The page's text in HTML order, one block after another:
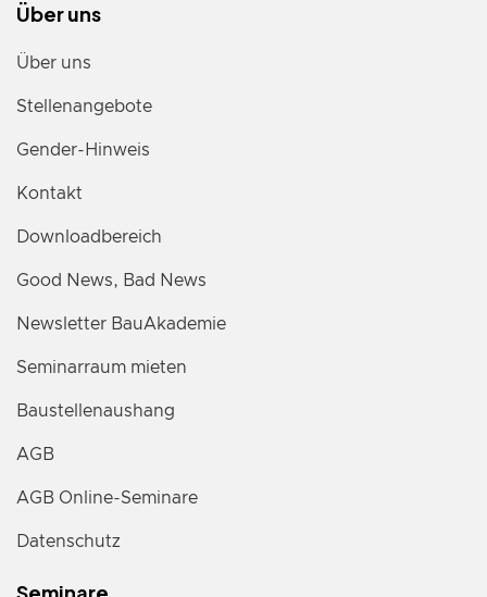
Über uns
Über uns
Stellenangebote
Gender-Hinweis
Kontakt
Downloadbereich
Good News, Bad News
Newsletter BauAkademie
Seminarraum mieten
Baustellenaushang
AGB
AGB Online-Seminare
Datenschutz